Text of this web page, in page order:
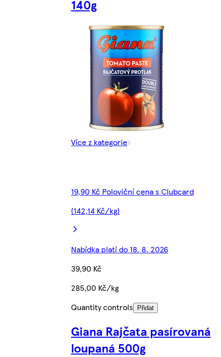
140g
Více z kategorie
19,90 Kč Poloviční cena s Clubcard
(142,14 Kč/kg)
Nabídka platí do 18. 8. 2026
39,90 Kč
285,00 Kč/kg
Quantity controls
Přidat
Giana Rajčata pasírovaná
loupaná 500g